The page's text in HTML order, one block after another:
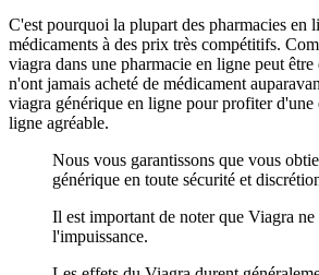
C'est pourquoi la plupart des pharmacies en
médicaments à des prix très compétitifs.
viagra dans une pharmacie en ligne peut
n'ont jamais acheté de médicament
viagra générique en ligne pour profiter d'une
ligne agréable.
Nous vous garantissons que vous
générique en toute sécurité et
Il est important de noter que Viagra ne
l'impuissance.